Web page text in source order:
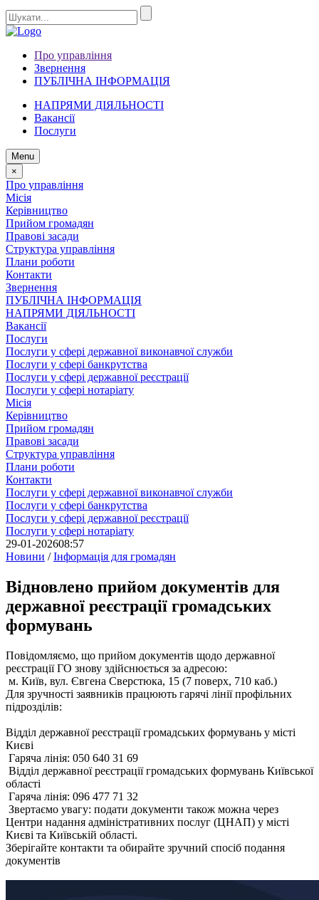
Про управління
Звернення
ПУБЛІЧНА ІНФОРМАЦІЯ
НАПРЯМИ ДІЯЛЬНОСТІ
Вакансії
Послуги
Menu
×
Про управління
Місія
Керівництво
Прийом громадян
Правові засади
Структура управління
Плани роботи
Контакти
Звернення
ПУБЛІЧНА ІНФОРМАЦІЯ
НАПРЯМИ ДІЯЛЬНОСТІ
Вакансії
Послуги
Послуги у сфері державної виконавчої служби
Послуги у сфері банкрутства
Послуги у сфері державної реєстрації
Послуги у сфері нотаріату
Місія
Керівництво
Прийом громадян
Правові засади
Структура управління
Плани роботи
Контакти
Послуги у сфері державної виконавчої служби
Послуги у сфері банкрутства
Послуги у сфері державної реєстрації
Послуги у сфері нотаріату
29-01-202608:57
Новини /Інформація для громадян
Відновлено прийом документів для
державної реєстрації громадських
формувань
Повідомляємо, що прийом документів щодо державної
реєстрації ГО знову здійснюється за адресою:
м. Київ, вул. Євгена Сверстюка, 15 (7 поверх, 710 каб.)
Для зручності заявників працюють гарячі лінії профільних
підрозділів:
Відділ державної реєстрації громадських формувань у місті
Києві
Гаряча лінія: 050 640 31 69
Відділ державної реєстрації громадських формувань Київської
області
Гаряча лінія: 096 477 71 32
Звертаємо увагу: подати документи також можна через
Центри надання адміністративних послуг (ЦНАП) у місті
Києві та Київській області.
Зберігайте контакти та обирайте зручний спосіб подання
документів